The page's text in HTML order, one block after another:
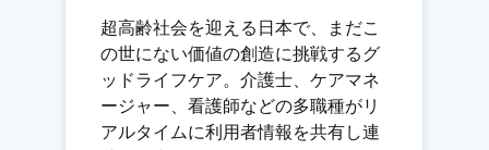
超高齢社会を迎える日本で、まだこ
の世にない価値の創造に挑戦するグ
ッドライフケア。介護士、ケアマネ
ージャー、看護師などの多職種がリ
アルタイムに利用者情報を共有し連